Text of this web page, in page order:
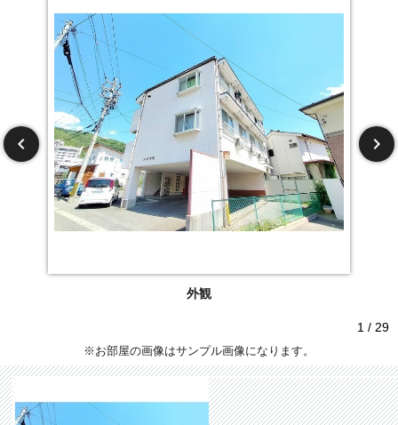
外観
1 / 29
※お部屋の画像はサンプル画像になります。